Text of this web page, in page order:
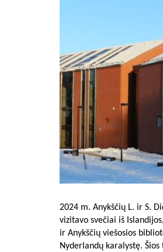
2024 m. Anykščių L. ir S.
vizitavo svečiai iš
ir Anykščių viešosios
Nyderlandų karalystę.